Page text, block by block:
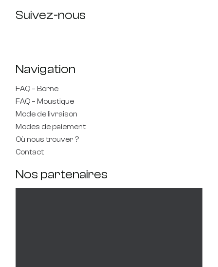
Suivez-nous
Navigation
FAQ – Borne
FAQ – Moustique
Mode de livraison
Modes de paiement
Où nous trouver ?
Contact
Nos partenaires